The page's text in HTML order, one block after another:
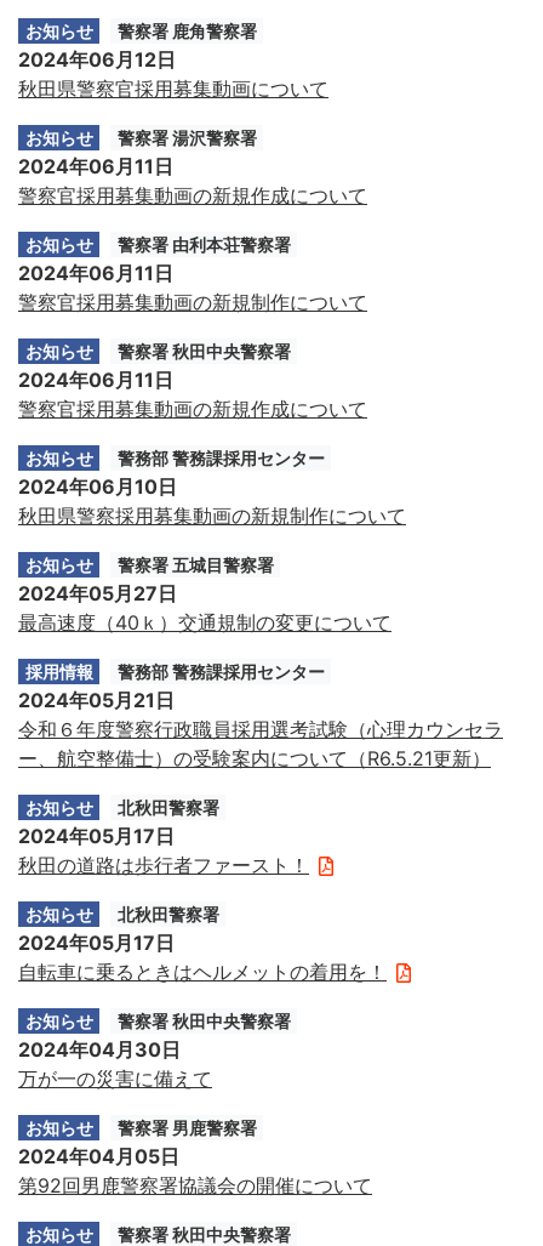
お知らせ 警察署 鹿角警察署
2024年06月12日
秋田県警察官採用募集動画について
お知らせ 警察署 湯沢警察署
2024年06月11日
警察官採用募集動画の新規作成について
お知らせ 警察署 由利本荘警察署
2024年06月11日
警察官採用募集動画の新規制作について
お知らせ 警察署 秋田中央警察署
2024年06月11日
警察官採用募集動画の新規作成について
お知らせ 警務部 警務課採用センター
2024年06月10日
秋田県警察採用募集動画の新規制作について
お知らせ 警察署 五城目警察署
2024年05月27日
最高速度（40ｋ）交通規制の変更について
採用情報 警務部 警務課採用センター
2024年05月21日
令和６年度警察行政職員採用選考試験（心理カウンセラ
ー、航空整備士）の受験案内について（R6.5.21更新）
お知らせ 北秋田警察署
2024年05月17日
秋田の道路は歩行者ファースト！
お知らせ 北秋田警察署
2024年05月17日
自転車に乗るときはヘルメットの着用を！
お知らせ 警察署 秋田中央警察署
2024年04月30日
万が一の災害に備えて
お知らせ 警察署 男鹿警察署
2024年04月05日
第92回男鹿警察署協議会の開催について
お知らせ 警察署 秋田中央警察署